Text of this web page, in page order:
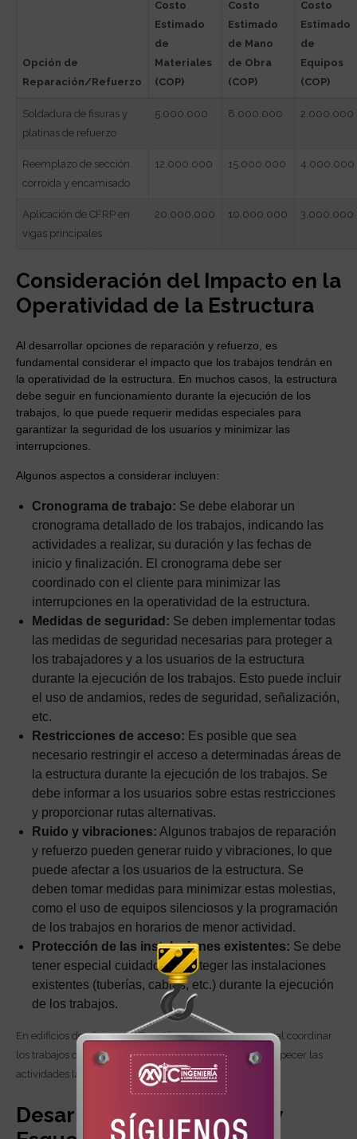
Opción de
Reparación/Refuerzo
Costo
Estimado
de
Materiales
(COP)
Costo
Estimado
de Mano
de Obra
(COP)
Costo
Estimado
de
Equipos
(COP)
Soldadura de fisuras y
platinas de refuerzo
5.000.000 8.000.000 2.000.000
Reemplazo de sección
corroída y encamisado
12.000.000 15.000.000 4.000.000
Aplicación de CFRP en
vigas principales
20.000.000 10.000.000 3.000.000
Consideración del Impacto en la
Operatividad de la Estructura
Al desarrollar opciones de reparación y refuerzo, es
fundamental considerar el impacto que los trabajos tendrán en
la operatividad de la estructura. En muchos casos, la estructura
debe seguir en funcionamiento durante la ejecución de los
trabajos, lo que puede requerir medidas especiales para
garantizar la seguridad de los usuarios y minimizar las
interrupciones.
Algunos aspectos a considerar incluyen:
Cronograma de trabajo: Se debe elaborar un
cronograma detallado de los trabajos, indicando las
actividades a realizar, su duración y las fechas de
inicio y finalización. El cronograma debe ser
coordinado con el cliente para minimizar las
interrupciones en la operatividad de la estructura.
Medidas de seguridad: Se deben implementar todas
las medidas de seguridad necesarias para proteger a
los trabajadores y a los usuarios de la estructura
durante la ejecución de los trabajos. Esto puede incluir
el uso de andamios, redes de seguridad, señalización,
etc.
Restricciones de acceso: Es posible que sea
necesario restringir el acceso a determinadas áreas de
la estructura durante la ejecución de los trabajos. Se
debe informar a los usuarios sobre estas restricciones
y proporcionar rutas alternativas.
Ruido y vibraciones: Algunos trabajos de reparación
y refuerzo pueden generar ruido y vibraciones, lo que
puede afectar a los usuarios de la estructura. Se
deben tomar medidas para minimizar estas molestias,
como el uso de equipos silenciosos y la programación
de los trabajos en horarios de menor actividad.
Protección de las instalaciones existentes: Se debe
tener especial cuidado en proteger las instalaciones
existentes (tuberías, cables, etc.) durante la ejecución
de los trabajos.
En edificios de oficinas en Bogotá, por ejemplo, es crucial coordinar
los trabajos de reparación o reforzamiento para no entorpecer las
actividades laborales.
Desarrollo de Diagramas y